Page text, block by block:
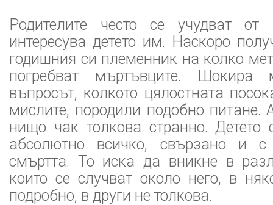
Родителите често се учудват
интересува детето им. Наскоро
годишния си племенник на колко
погребват мъртъвците.
въпросът, колкото цялостната
мислите, породили подобно
нищо чак толкова странно. Детето
абсолютно всичко, свързано и
смъртта. То иска да вникне в
които се случват около него, в
подробно, в други не толкова.